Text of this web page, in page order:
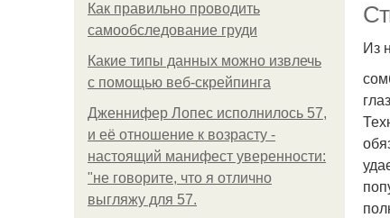
Как правильно проводить
самообследование груди
Какие типы данных можно извлечь
с помощью веб-скрейпинга
Дженнифер Лопес исполнилось 57,
и её отношение к возрасту -
настоящий манифест уверенности:
"не говорите, что я отлично
выгляжу для 57.
Из